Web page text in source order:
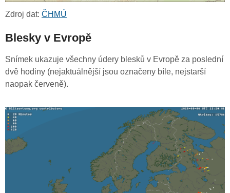
Zdroj dat: ČHMÚ
Blesky v Evropě
Snímek ukazuje všechny údery blesků v Evropě za poslední
dvě hodiny (nejaktuálnější jsou označeny bíle, nejstarší
naopak červeně).